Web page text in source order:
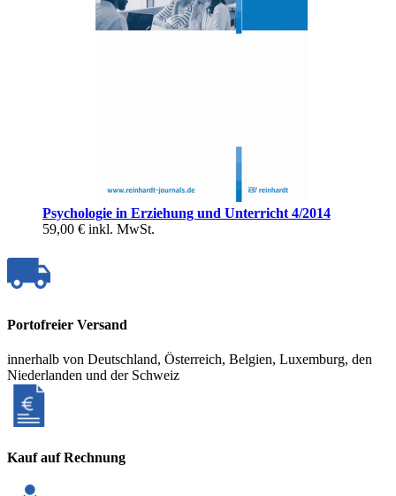
Psychologie in Erziehung und Unterricht 4/2014
59,00 € inkl. MwSt.
Portofreier Versand
innerhalb von Deutschland, Österreich, Belgien, Luxemburg, den
Niederlanden und der Schweiz
Kauf auf Rechnung